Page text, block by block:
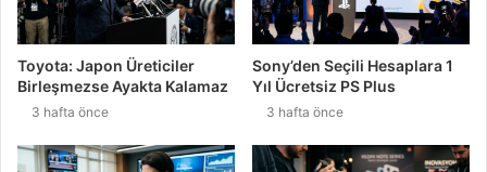
Toyota: Japon Üreticiler
Birleşmezse Ayakta Kalamaz
3 hafta önce
Sony’den Seçili Hesaplara 1
Yıl Ücretsiz PS Plus
3 hafta önce